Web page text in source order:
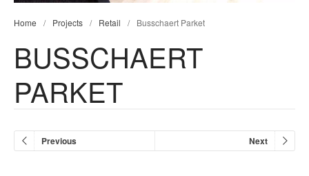
Home / Projects / Retail / Busschaert Parket
BUSSCHAERT
PARKET
Previous Next